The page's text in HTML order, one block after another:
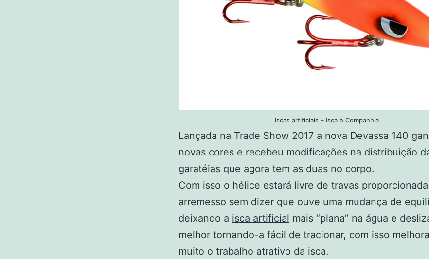
Iscas artificiais – Isca e Companhia
Lançada na Trade Show 2017 a nova Devassa 140
novas cores e recebeu modificações na distribuição
garatéias que agora tem as duas no corpo.
Com isso o hélice estará livre de travas
arremesso sem dizer que ouve uma mudança de
deixando a isca artificial mais “plana” na água e
melhor tornando-a fácil de tracionar, com isso
muito o trabalho atrativo da isca.